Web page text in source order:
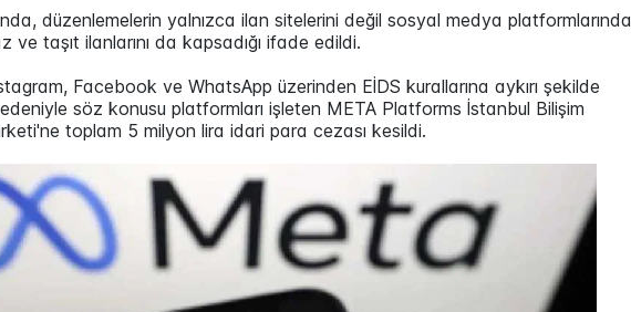
düzenlemelerin yalnızca ilan sitelerini değil sosyal medya platformlarında
ve taşıt ilanlarını da kapsadığı ifade edildi.
Facebook ve WhatsApp üzerinden EİDS kurallarına aykırı şekilde
söz konusu platformları işleten META Platforms İstanbul Bilişim
toplam 5 milyon lira idari para cezası kesildi.